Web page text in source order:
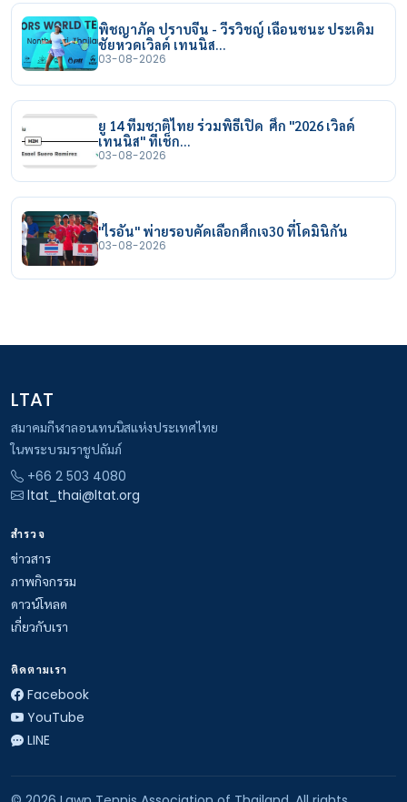
พิชญาภัค ปราบจีน - วีรวิชญ์ เฉือนชนะ ประเดิม
ชัยหวดเวิลด์ เทนนิส…
03-08-2026
ยู 14 ทีมชาติไทย ร่วมพิธีเปิด ศึก "2026 เวิลด์
เทนนิส" ที่เช็ก…
03-08-2026
"ไรอัน" พ่ายรอบคัดเลือกศึกเจ30 ที่โดมินิกัน
03-08-2026
LTAT
สมาคมกีฬาลอนเทนนิสแห่งประเทศไทย
ในพระบรมราชูปถัมภ์
+66 2 503 4080
ltat_thai@ltat.org
สำรวจ
ข่าวสาร
ภาพกิจกรรม
ดาวน์โหลด
เกี่ยวกับเรา
ติดตามเรา
Facebook
YouTube
LINE